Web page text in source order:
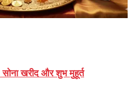
खरीद और शुभ मुहूर्त